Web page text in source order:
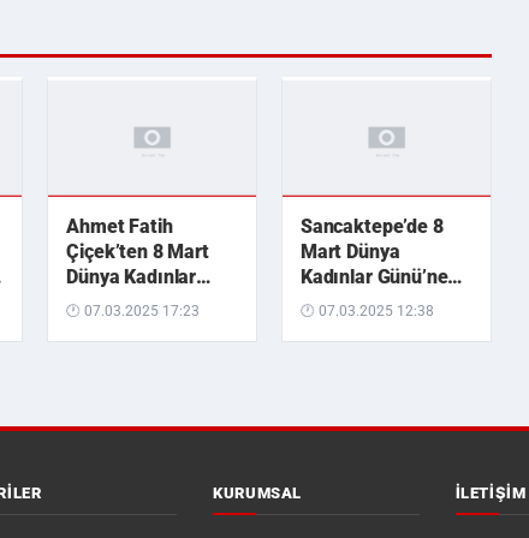
Ahmet Fatih
Çiçek’ten 8 Mart
Dünya Kadınlar
Günü mesajı
🕐 07.03.2025 17:23
Sancaktepe’de 8
Mart Dünya
Kadınlar Günü’ne
özel etkinlikler
🕐 07.03.2025 12:38
KURUMSAL İLETIŞIM